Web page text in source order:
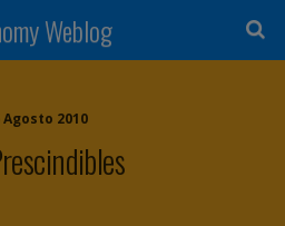
Weblog
Agosto 2010